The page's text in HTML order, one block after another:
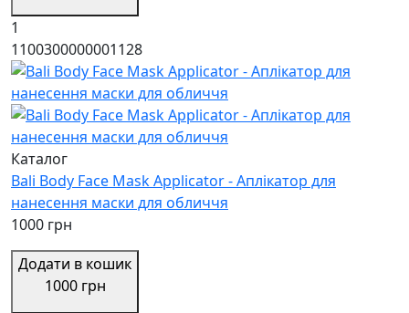
1
1100300000001128
Каталог
Bali Body Face Mask Applicator - Аплікатор для
нанесення маски для обличчя
1000 грн
Додати в кошик
1000 грн